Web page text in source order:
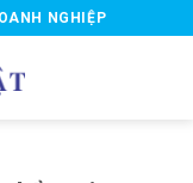
NGHIỆP